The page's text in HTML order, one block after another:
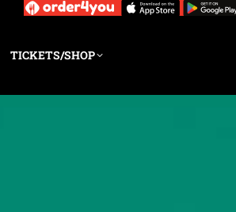
TICKETS/SHOP